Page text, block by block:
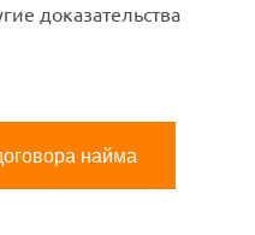
доказательства
найма